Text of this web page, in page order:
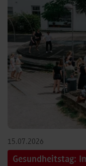
15.07.2026
Gesundheitstag: